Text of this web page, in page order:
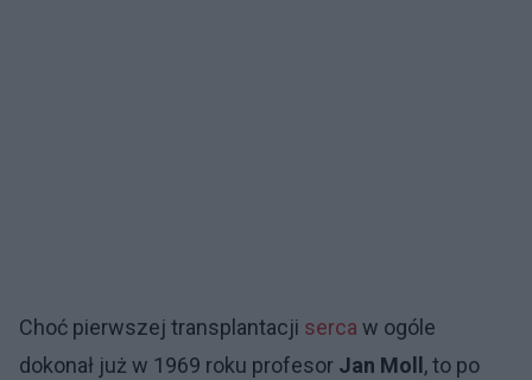
Choć pierwszej transplantacji serca w ogóle
dokonał już w 1969 roku profesor Jan Moll, to po